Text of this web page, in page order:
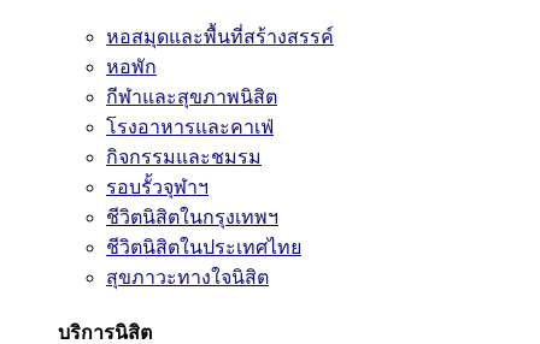
หอสมุดและพื้นที่สร้างสรรค์
หอพัก
กีฬาและสุขภาพนิสิต
โรงอาหารและคาเฟ่
กิจกรรมและชมรม
รอบรั้วจุฬาฯ
ชีวิตนิสิตในกรุงเทพฯ
ชีวิตนิสิตในประเทศไทย
สุขภาวะทางใจนิสิต
บริการนิสิต